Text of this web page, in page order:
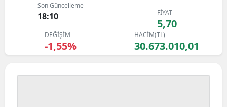
Antalya
Artvin
Aydın
Balıkesir
Son Güncelleme
18:10 FİYAT
5,70
DEĞİŞİM
-1,55%
HACİM(TL)
30.673.010,01